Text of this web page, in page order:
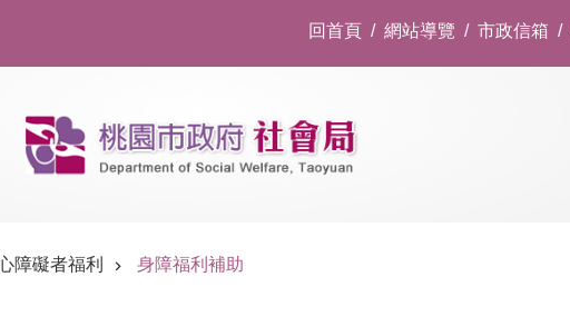
回首頁 網站導覽 市政信箱
障礙者福利 身障福利補助